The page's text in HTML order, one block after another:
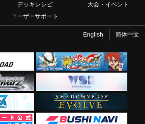
デッキレシピ
大会・イベント
ユーザーサポート
English 简体中文